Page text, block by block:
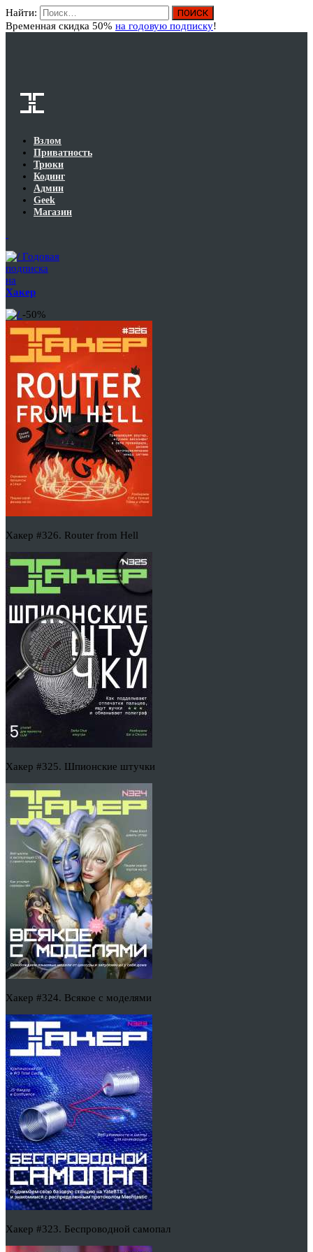
Найти:
Временная скидка 50% на годовую подписку!
Взлом
Приватность
Трюки
Кодинг
Админ
Geek
Магазин
Годовая
подписка
на
Хакер
-50%
Хакер #326. Router from Hell
Хакер #325. Шпионские штучки
Хакер #324. Всякое с моделями
Хакер #323. Беспроводной самопал